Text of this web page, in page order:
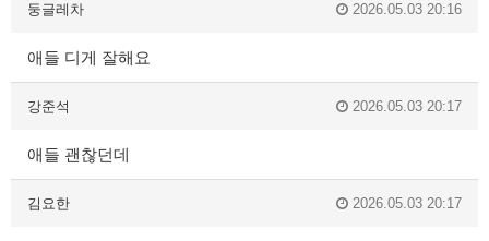
둥글레차 2026.05.03 20:16
애들 디게 잘해요
강준석 2026.05.03 20:17
애들 괜찮던데
김요한 2026.05.03 20:17